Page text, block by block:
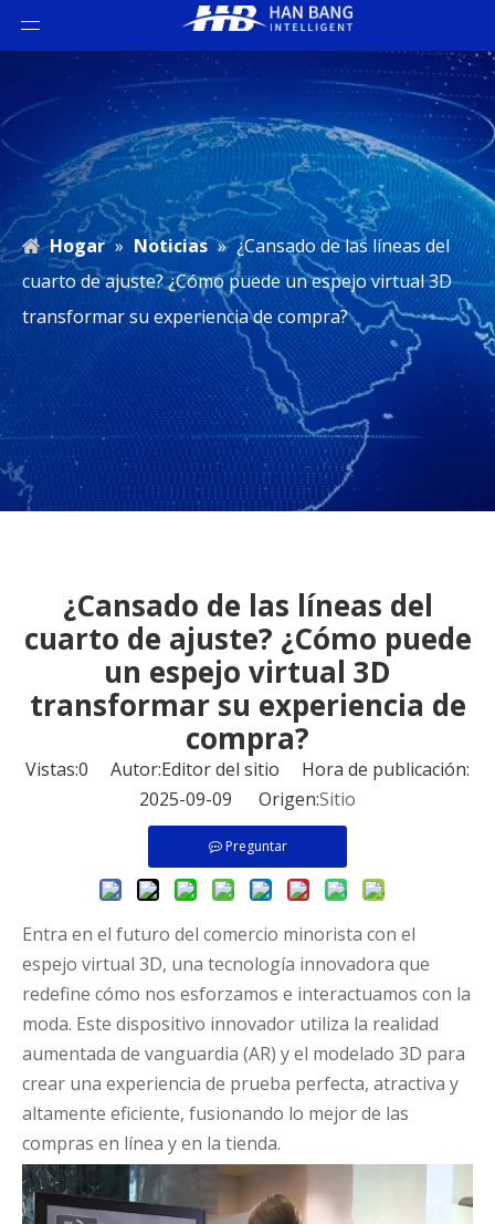
Hogar » Noticias » ¿Cansado de las líneas del
cuarto de ajuste? ¿Cómo puede un espejo virtual 3D
transformar su experiencia de compra?
¿Cansado de las líneas del
cuarto de ajuste? ¿Cómo puede
un espejo virtual 3D
transformar su experiencia de
compra?
Vistas:0 Autor:Editor del sitio Hora de publicación:
2025-09-09 Origen:Sitio
Preguntar
Entra en el futuro del comercio minorista con el
espejo virtual 3D, una tecnología innovadora que
redefine cómo nos esforzamos e interactuamos con la
moda. Este dispositivo innovador utiliza la realidad
aumentada de vanguardia (AR) y el modelado 3D para
crear una experiencia de prueba perfecta, atractiva y
altamente eficiente, fusionando lo mejor de las
compras en línea y en la tienda.